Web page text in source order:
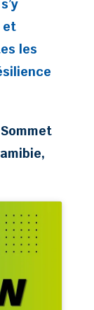
et
les
Sommet